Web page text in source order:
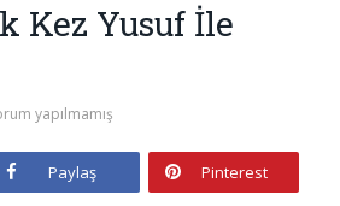
Kez Yusuf İle
yapılmamış
Paylaş Pinterest